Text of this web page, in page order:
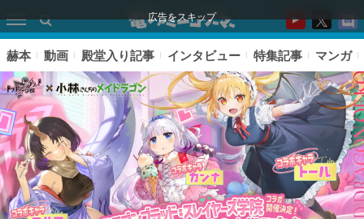
広告をスキップ
赫本 動画 殿堂入り記事 インタビュー 特集記事 マンガ